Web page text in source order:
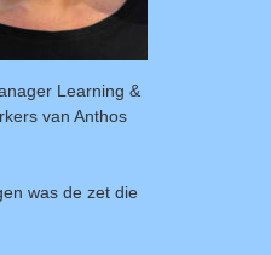
Learning &
van Anthos
was de zet die